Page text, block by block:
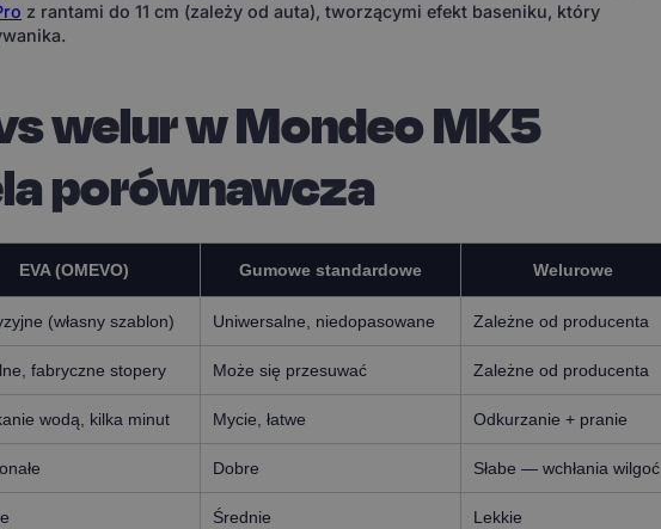
z rantami do 11 cm (zależy od auta), tworzącymi efekt baseniku, który
welur w Mondeo MK5
porównawcza
EVA (OMEVO) Gumowe standardowe Welurowe
(własny szablon) Uniwersalne, niedopasowane Zależne od producenta
fabryczne stopery Może się przesuwać Zależne od producenta
wodą, kilka minut Mycie, łatwe Odkurzanie + pranie
Dobre Słabe — wchłania wilgoć
Średnie Lekkie